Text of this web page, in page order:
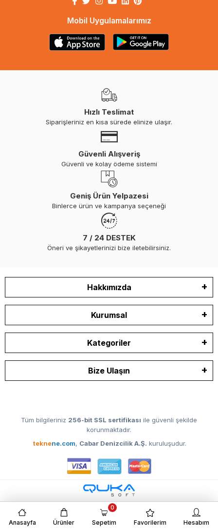
Mobil Uygulamalarımız
Hızlı Teslimat
Siparişleriniz en kısa sürede elinize ulaşır.
Güvenli Alışveriş
Güvenli ve kolay ödeme sistemi
Geniş Ürün Yelpazesi
Binlerce ürün ve kampanya seçeneği
7 / 24 DESTEK
Öneri ve şikayetlerinizi bize iletebilirsiniz.
Hakkımızda
Kurumsal
Kategoriler
Bize Ulaşın
Tüm bilgileriniz 256-bit SSL sertifikası ile güvenli şekilde
korunmaktadır.
teknene.com, Cabar Denizcilik A.Ş. kuruluşudur.
Anasayfa Ürünler Sepetim
0
Favorilerim Hesabım